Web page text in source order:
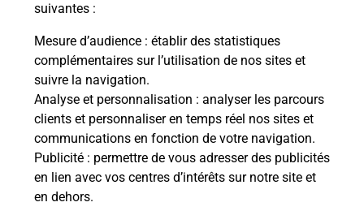
suivantes :
Mesure d’audience : établir des statistiques
complémentaires sur l’utilisation de nos sites et
suivre la navigation.
Analyse et personnalisation : analyser les parcours
clients et personnaliser en temps réel nos sites et
communications en fonction de votre navigation.
Publicité : permettre de vous adresser des publicités
en lien avec vos centres d’intérêts sur notre site et
en dehors.
Boîte aux Lettres La Poste
Collecte du courrier aujourd'hui à 08h00
17 Rue De La Beate
43200 Grazac
Le lien s'ouvre dans un nouvel onglet